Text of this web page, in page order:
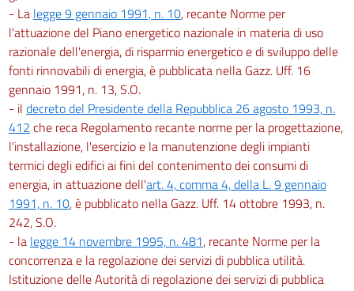
- La legge 9 gennaio 1991, n. 10, recante Norme per
l'attuazione del Piano energetico nazionale in materia di uso
razionale dell'energia, di risparmio energetico e di sviluppo delle
fonti rinnovabili di energia, è pubblicata nella Gazz. Uff. 16
gennaio 1991, n. 13, S.O.
- il decreto del Presidente della Repubblica 26 agosto 1993, n.
412 che reca Regolamento recante norme per la progettazione,
l'installazione, l'esercizio e la manutenzione degli impianti
termici degli edifici ai fini del contenimento dei consumi di
energia, in attuazione dell'art. 4, comma 4, della L. 9 gennaio
1991, n. 10, è pubblicato nella Gazz. Uff. 14 ottobre 1993, n.
242, S.O.
- la legge 14 novembre 1995, n. 481, recante Norme per la
concorrenza e la regolazione dei servizi di pubblica utilità.
Istituzione delle Autorità di regolazione dei servizi di pubblica